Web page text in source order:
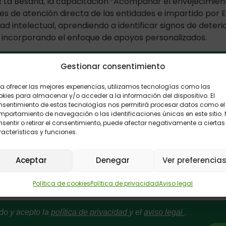
Gestionar consentimiento
ofrecer las mejores experiencias, utilizamos tecnologías como las
para almacenar y/o acceder a la información del dispositivo. El
de estas tecnologías nos permitirá procesar datos como el
de navegación o las identificaciones únicas en este sitio.
o retirar el consentimiento, puede afectar negativamente a ciertas
y funciones.
Aceptar Denegar Ver preferencias
Política de cookiesPolítica de privacidadAviso legal
de atención directa de las entidades e impartido por
intelectual, aprendiendo a identificar signos de
el enfoque de apoyos personalizados.
de sugerencias: Envíanos tus
y acepto la política de privacidad y el aviso legal .